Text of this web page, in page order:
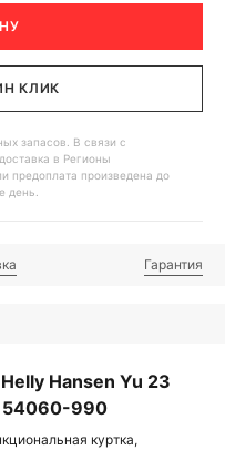
КЛИК
запасов. В связи с
в Регионы
предоплата произведена до
день.
Гарантия
Hansen Yu 23
54060-990
куртка,